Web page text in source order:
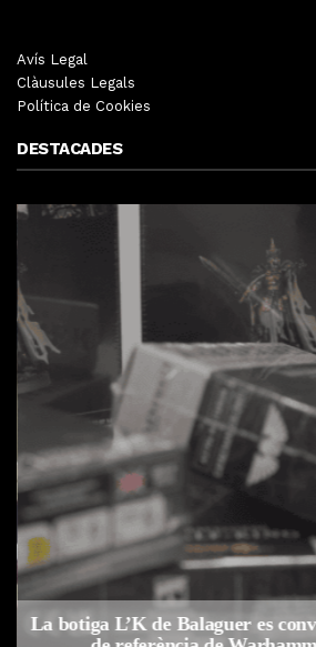
Avís Legal
Clàusules Legals
Política de Cookies
DESTACADES
La botiga L’K de Balaguer es